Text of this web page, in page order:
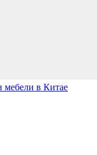
мебели в Китае